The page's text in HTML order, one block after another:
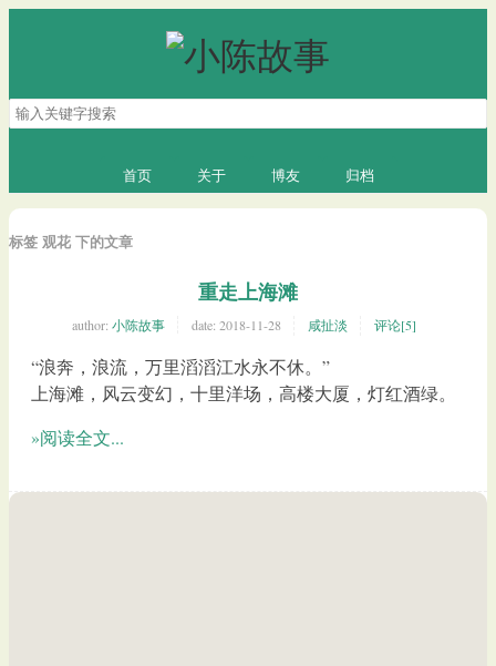
搜
索
字
首页 关于 博友 归档
标签 观花 下的文章
重走上海滩
author: 小陈故事 date: 2018-11-28 咸扯淡 评论[5]
“浪奔，浪流，万里滔滔江水永不休。”
上海滩，风云变幻，十里洋场，高楼大厦，灯红酒绿。
»阅读全文...